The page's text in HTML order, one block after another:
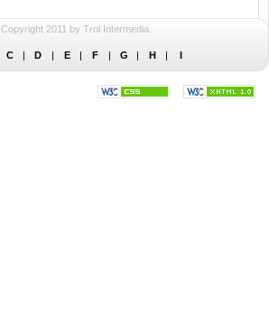
Copyright 2011 by Trol Intermedia.
C | D | E | F | G | H | I